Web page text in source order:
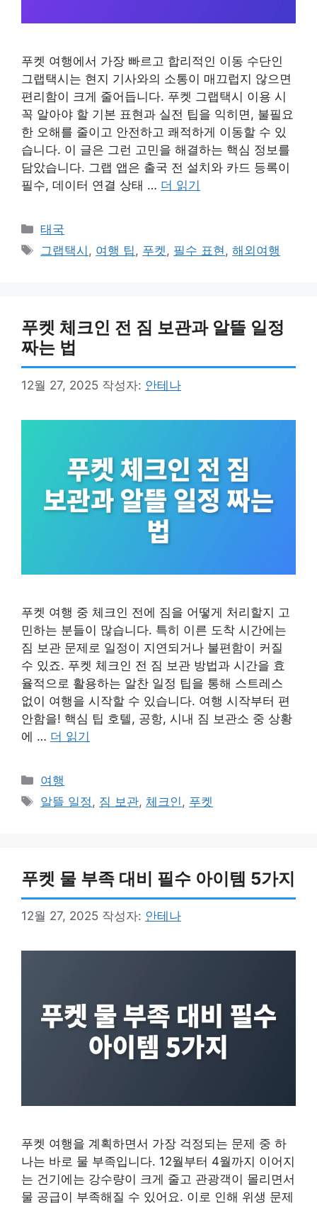
푸켓 여행에서 가장 빠르고 합리적인 이동 수단인
그랩택시는 현지 기사와의 소통이 매끄럽지 않으면
편리함이 크게 줄어듭니다. 푸켓 그랩택시 이용 시
꼭 알아야 할 기본 표현과 실전 팁을 익히면, 불필요
한 오해를 줄이고 안전하고 쾌적하게 이동할 수 있
습니다. 이 글은 그런 고민을 해결하는 핵심 정보를
담았습니다. 그랩 앱은 출국 전 설치와 카드 등록이
필수, 데이터 연결 상태 … 더 읽기
카
테
태국
태
그랩택시 , 여행 팁, 푸켓, 필수 표현,해외여행
푸켓 체크인 전 짐 보관과 알뜰 일정
짜는 법
12월 27, 2025 작성자: 안테나
푸켓 여행 중 체크인 전에 짐을 어떻게 처리할지 고
민하는 분들이 많습니다. 특히 이른 도착 시간에는
짐 보관 문제로 일정이 지연되거나 불편함이 커질
수 있죠. 푸켓 체크인 전 짐 보관 방법과 시간을 효
율적으로 활용하는 알찬 일정 팁을 통해 스트레스
없이 여행을 시작할 수 있습니다. 여행 시작부터 편
안함을! 핵심 팁 호텔, 공항, 시내 짐 보관소 중 상황
에 … 더 읽기
카
테
여행
태
알뜰 일정 , 짐 보관, 체크인 , 푸켓
푸켓 물 부족 대비 필수 아이템 5가지
12월 27, 2025 작성자: 안테나
푸켓 여행을 계획하면서 가장 걱정되는 문제 중 하
나는 바로 물 부족입니다. 12월부터 4월까지 이어지
는 건기에는 강수량이 크게 줄고 관광객이 몰리면서
물 공급이 부족해질 수 있어요. 이로 인해 위생 문제